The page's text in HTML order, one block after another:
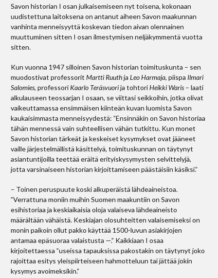
Savon historian I osan julkaisemiseen nyt toisena, kokonaan
uudistettuna laitoksena on antanut aiheen Savon maakunnan
vanhinta menneisyyttä koskevan tiedon aivan olennainen
muuttuminen sitten I osan ilmestymisen neljäkymmentä vuotta
sitten.
Kun vuonna 1947 silloinen Savon historian toimituskunta ­– sen
muodostivat professoritMartti RuuthjaLeo Harmaja, piispa Ilmari
Salomies, professori Kaarlo Teräsvuorija tohtoriHeikki Waris – laati
alkulauseen teossarjan I osaan, se viittasi seikkoihin, jotka olivat
vaikeuttamassa ensimmäisen kiinteän kuvan luomista Savon
kaukaisimmasta menneisyydestä: ”Ensinnäkin on Savon historiaa
tähän mennessä vain suhteellisen vähän tutkittu. Kun monet
Savon historian tärkeät ja keskeiset kysymykset ovat jääneet
vaille järjestelmällistä käsittelyä, toimituskunnan on täytynyt
asiantuntijoilla teettää eräitä erityiskysymysten selvittelyjä,
jotta varsinaiseen historian kirjoittamiseen päästäisiin käsiksi.”
– Toinen peruspuute koski alkuperäistä lähdeaineistoa.
”Verrattuna moniin muihin Suomen maakuntiin on Savon
esihistoriaa ja keskiaikaisia oloja valaiseva lähdeaineisto
määrältään vähäistä. Keskiajan olosuhteitten valaisemiseksi on
monin paikoin ollut pakko käyttää 1500-luvun asiakirjojen
antamaa epäsuoraa valaistusta —.” Kaikkiaan I osaa
kirjoitettaessa ”useissa tapauksissa pakostakin on täytynyt joko
rajoittaa esitys yleispiirteiseen hahmotteluun tai jättää jokin
kysymys avoimeksikin.”